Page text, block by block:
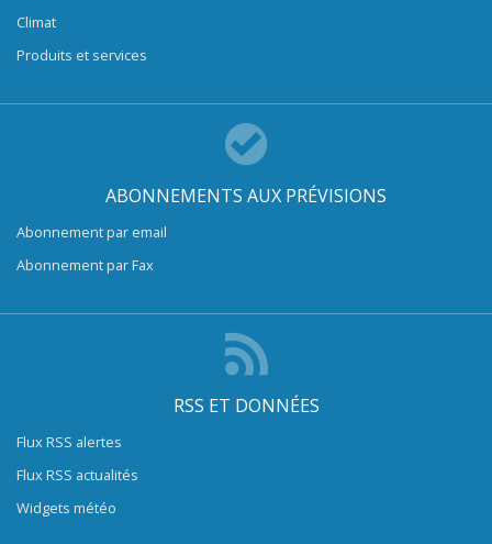
Climat
Produits et services
ABONNEMENTS AUX PRÉVISIONS
Abonnement par email
Abonnement par Fax
RSS ET DONNÉES
Flux RSS alertes
Flux RSS actualités
Widgets météo